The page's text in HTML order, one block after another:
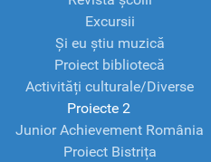
Excursii
Și eu știu muzică
Proiect bibliotecă
Activități culturale/Diverse
Proiecte 2
Junior Achievement România
Proiect Bistrița